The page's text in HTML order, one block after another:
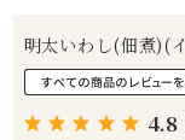
明太いわし(佃煮)(
4.8